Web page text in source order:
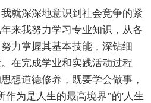
就深深地意识到社会竞争的紧
来我努力学习专业知识，从各
力掌握其基本技能，深钻细
在完成学业和实践活动过程
想道德修养，既要学会做事，
作为是人生的最高境界”的'人生